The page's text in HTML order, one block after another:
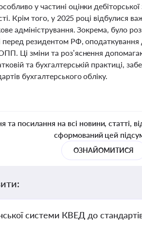
у частині оцінки
Крім того, у 2025 році відбулися
адміністрування. Зокрема, було
перед резидентом РФ,
Ці зміни та роз’яснення
та бухгалтерській практиці,
бухгалтерського обліку.
посилання на всі новини, статті,
сформований цей
ОЗНАЙОМИТИСЯ
системи КВЕД до